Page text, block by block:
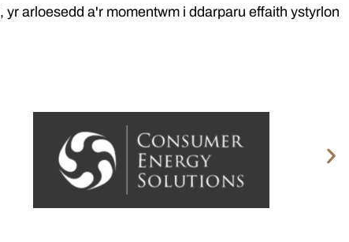
arloesedd a'r momentwm i ddarparu effaith ystyrlon